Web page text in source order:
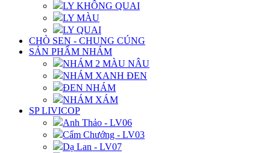
LY KHÔNG QUAI
LY MÀU
LY QUAI
CHÒ SEN - CHUNG CÚNG
SẢN PHẨM NHÁM
NHÁM 2 MÀU NÂU
NHÁM XANH ĐEN
ĐEN NHÁM
NHÁM XÁM
SP LIVICOP
Anh Thảo - LV06
Cẩm Chướng - LV03
Dạ Lan - LV07